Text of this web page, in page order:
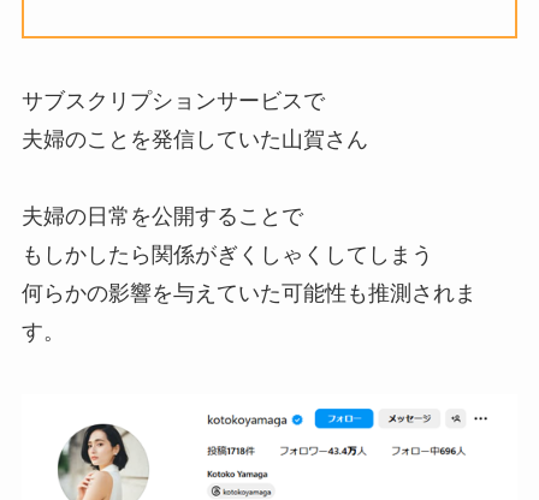
サブスクリプションサービスで
夫婦のことを発信していた山賀さん
夫婦の日常を公開することで
もしかしたら関係がぎくしゃくしてしまう
何らかの影響を与えていた可能性も推測されま
す。